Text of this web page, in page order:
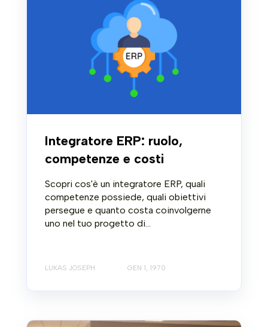
Integratore ERP: ruolo,
competenze e costi
Scopri cos'è un integratore ERP, quali
competenze possiede, quali obiettivi
persegue e quanto costa coinvolgerne
uno nel tuo progetto di...
LUKAS JOSEPH GEN 1, 1970